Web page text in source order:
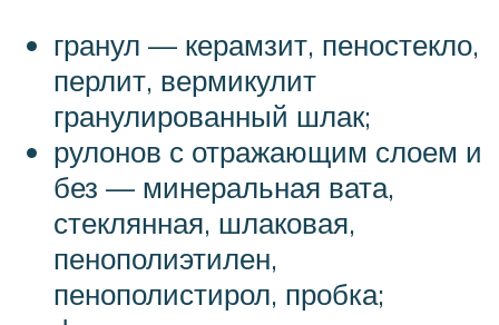
гранул — керамзит, пеностекло,
перлит, вермикулит
гранулированный шлак;
рулонов с отражающим слоем и
без — минеральная вата,
стеклянная, шлаковая,
пенополиэтилен,
пенополистирол, пробка;